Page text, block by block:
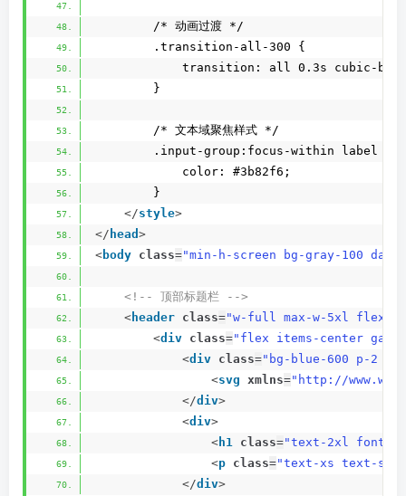
        /* 动画过渡 */
        .transition-all-300 {
transition: all 0.3s cubic-
        }
        /* 文本域聚焦样式 */
        .input-group:focus-within label {
            color: #3b82f6;
        }
</style>
</ head >
<body class="min-h-screen bg-gray-100
<!-- 顶部标题栏 -->
< header class="w-full max-w-5xl flex
<div class="flex items-center gap-
<div class="bg-blue-600 p-2
<svg xmlns="http://
</div>
<div>
< h1 class="text-2xl font-
<p class="text-xs text-
</div>